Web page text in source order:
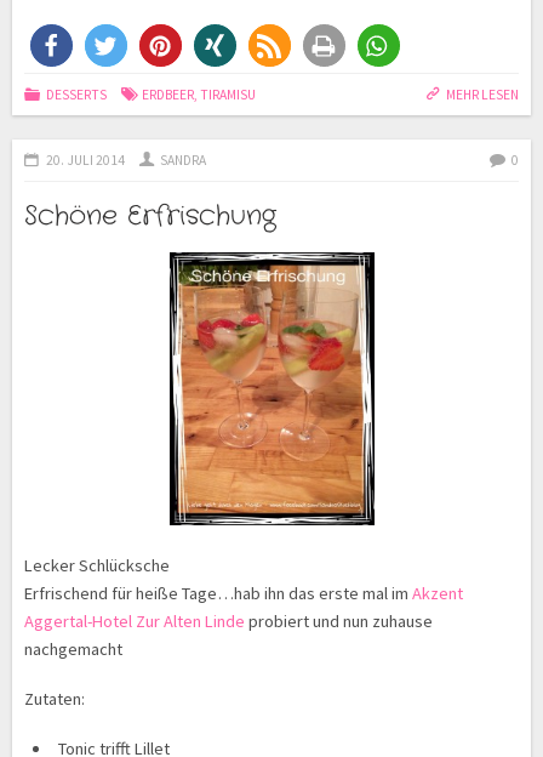
MEHR LESEN
DESSERTS ERDBEER,TIRAMISU
20. JULI 2014 SANDRA 0
Schöne Erfrischung
Lecker Schlücksche
Erfrischend für heiße Tage…hab ihn das erste mal im Akzent
Aggertal-Hotel Zur Alten Linde probiert und nun zuhause
nachgemacht
Zutaten:
Tonic trifft Lillet